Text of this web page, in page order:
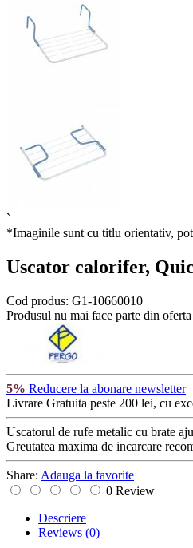
`
*Imaginile sunt cu titlu orientativ,
Uscator calorifer,
Cod produs: G1-10660010
Produsul nu mai face parte din
5% Reducere la abonare newsletter
Livrare Gratuita peste 200 lei, cu
Uscatorul de rufe metalic cu brate
Greutatea maxima de incarcare
Share: Adauga la favorite
0 Review
Descriere
Reviews (0)